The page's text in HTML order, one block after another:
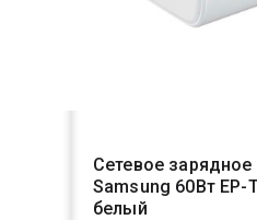
Сетевое зарядное
Samsung 60Вт EP-
белый